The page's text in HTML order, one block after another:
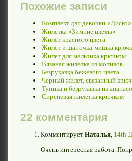
Похожие записи
Комплект для девочки «Диско»
Жилетка «Зимние цветы»
Жилет красного цвета
Жилет и шапочка-мишка
Жилет для мальчика крючком
Вязаная жилетка из мотивов
Безрукавка бежевого цвета
Черный жилет, связанный
Туника и безрукавка из
Сиреневая жилетка крючком
22 комментария
Комментирует Наталья, 14th
Очень интересная работа.